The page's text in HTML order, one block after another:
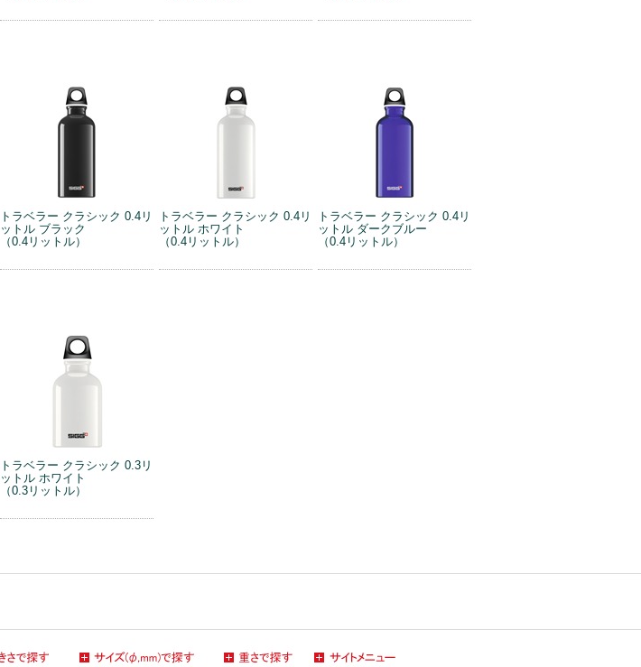
トラベラー クラシック 0.4リ
ットル ブラック
（0.4リットル）
トラベラー クラシック 0.4リ
ットル ホワイト
（0.4リットル）
トラベラー クラシック 0.4リ
ットル ダークブルー
（0.4リットル）
トラベラー クラシック 0.3リ
ットル ホワイト
（0.3リットル）